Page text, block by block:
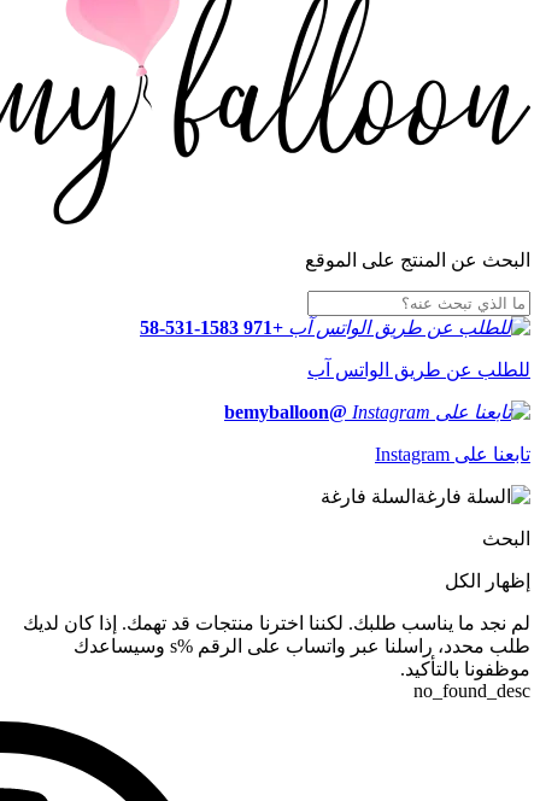
البحث عن المنتج على الموقع
+971 58-531-1583
للطلب عن طريق الواتس آب
@bemyballoon
تابعنا على Instagram
السلة فارغة
البحث
إظهار الكل
لم نجد ما يناسب طلبك. لكننا اخترنا منتجات قد تهمك. إذا كان لديك
طلب محدد، راسلنا عبر واتساب على الرقم %s وسيساعدك
موظفونا بالتأكيد.
no_found_desc